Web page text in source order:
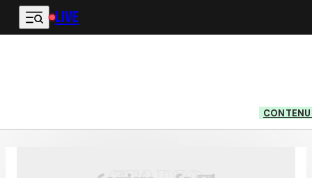
Vai al contenuto principale
LIVE